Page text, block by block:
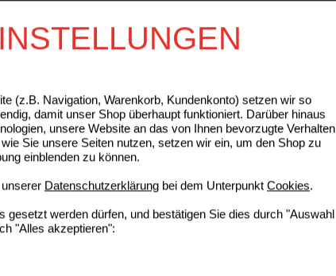
(z.B. Navigation, Warenkorb, Kundenkonto) setzen wir so
damit unser Shop überhaupt funktioniert. Darüber hinaus
unsere Website an das von Ihnen bevorzugte Verhalten
Sie unsere Seiten nutzen, setzen wir ein, um den Shop zu
einblenden zu können.
Datenschutzerklärung bei dem Unterpunkt Cookies.
gesetzt werden dürfen, und bestätigen Sie dies durch "Auswahl
"Alles akzeptieren":